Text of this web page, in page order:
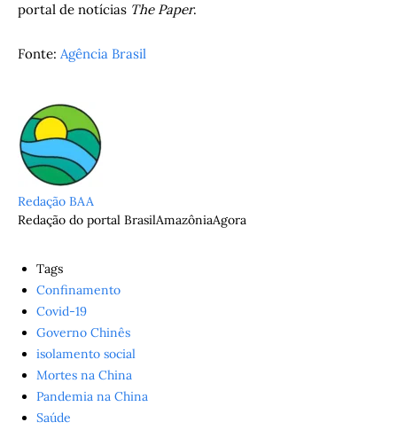
portal de notícias The Paper.
Fonte: Agência Brasil
Redação BAA
Redação do portal BrasilAmazôniaAgora
Tags
Confinamento
Covid-19
Governo Chinês
isolamento social
Mortes na China
Pandemia na China
Saúde